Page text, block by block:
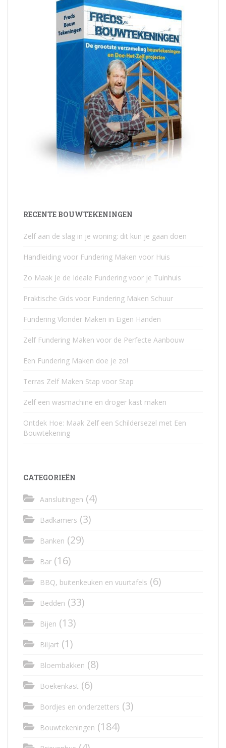
RECENTE BOUWTEKENINGEN
Zelf aan de slag in je woning: dit kun je gaan doen
Handleiding voor Fundering Maken voor Huis
Zo Maak Je de Ideale Fundering voor je Tuinhuis
Praktische Gids voor Fundering Maken Schuur
Fundering Vlonder Maken in Eigen Handen
Zelf Fundering Maken voor de Perfecte Aanbouw
Een Fundering Maken doe je zo!
Terras Zelf Maken Stap voor Stap
Zelf een wasmachine en droger kast maken
Ontdek Hoe: Maak Zelf een Schildersezel met Een
Bouwtekening
CATEGORIEËN
Aansluitingen (4)
Badkamers (3)
Banken (29)
Bar (16)
BBQ, buitenkeuken en vuurtafels (6)
Bedden (33)
Bijen (13)
Biljart (1)
Bloembakken (8)
Boekenkast (6)
Bordjes en onderzetters (3)
Bouwtekeningen (184)